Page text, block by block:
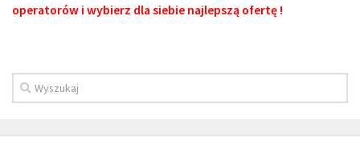
operatorów i wybierz dla siebie najlepszą ofertę !